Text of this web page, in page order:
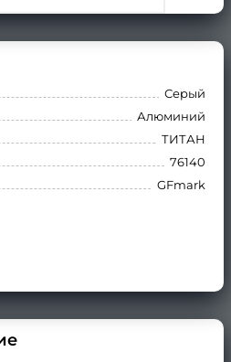
Серый
Алюминий
ТИТАН
76140
GFmark